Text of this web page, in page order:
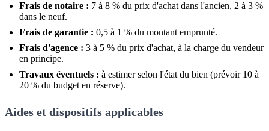
Frais de notaire : 7 à 8 % du prix d'achat dans l'ancien, 2 à 3 %
dans le neuf.
Frais de garantie : 0,5 à 1 % du montant emprunté.
Frais d'agence : 3 à 5 % du prix d'achat, à la charge du vendeur
en principe.
Travaux éventuels : à estimer selon l'état du bien (prévoir 10 à
20 % du budget en réserve).
Aides et dispositifs applicables